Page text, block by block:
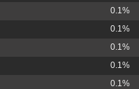
0.1%
0.1%
0.1%
0.1%
0.1%